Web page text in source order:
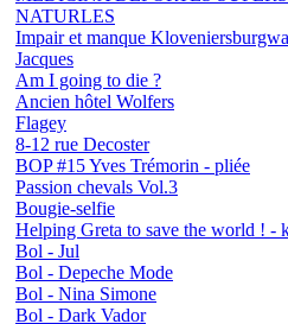
NATURLES
Impair et manque
Jacques
Am I going to die ?
Ancien hôtel Wolfers
Flagey
8-12 rue Decoster
BOP #15 Yves Trémorin - pliée
Passion chevals Vol.3
Bougie-selfie
Helping Greta to save the world ! -
Bol - Jul
Bol - Depeche Mode
Bol - Nina Simone
Bol - Dark Vador